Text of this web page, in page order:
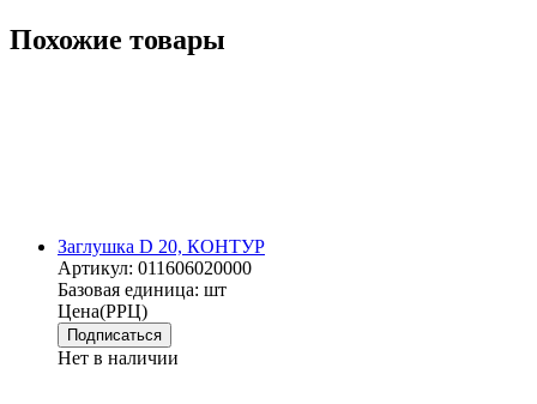
Похожие товары
Заглушка D 20, КОНТУР
Артикул: 011606020000
Базовая единица: шт
Цена(РРЦ)
Подписаться
Нет в наличии